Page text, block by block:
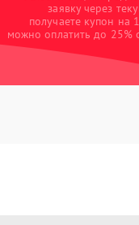
заявку через
получаете купон на
можно оплатить до 25%